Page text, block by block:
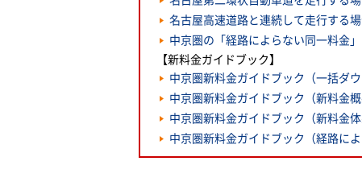
名古屋高速道路と連続して走行する
中京圏の「経路によらない同一料金
【新料金ガイドブック】
中京圏新料金ガイドブック（一括ダ
中京圏新料金ガイドブック（新料金
中京圏新料金ガイドブック（新料金
中京圏新料金ガイドブック（経路に